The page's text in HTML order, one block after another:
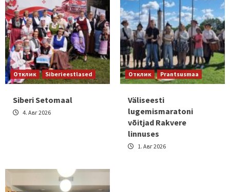
Отклик Siberieestlased
Siberi Setomaal
4. Авг 2026
Отклик Prantsusmaa
Väliseesti
lugemismaratoni
võitjad Rakvere
linnuses
1. Авг 2026